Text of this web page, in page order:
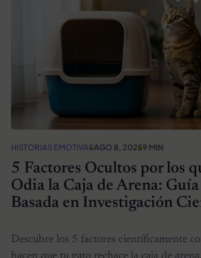
HISTORIAS EMOTIVASAGO 8, 20259 MIN
5 Factores Ocultos por los
Odia la Caja de Arena:
Basada en Investigación
Descubre los 5 factores científicamente
hacen que tu gato rechace la caja de